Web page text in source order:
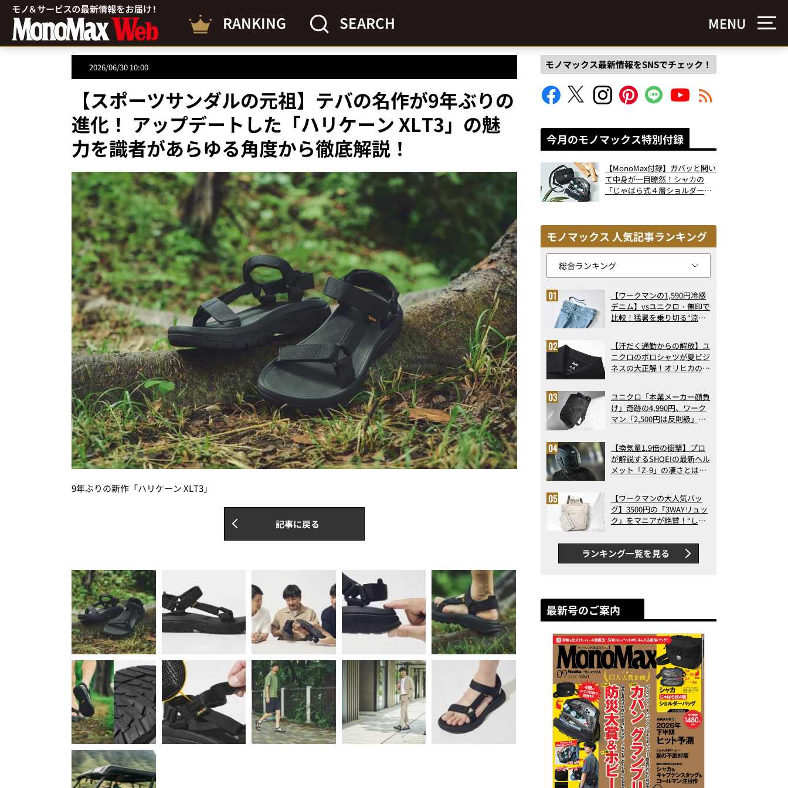
RANKING SEARCH MENU
2026/06/30 10:00
【スポーツサンダルの元祖】テバの名作が9年ぶりの
進化！ アップデートした「ハリケーン XLT3」の魅
力を識者があらゆる角度から徹底解説！
9年ぶりの新作「ハリケーン XLT3」
記事に戻る
モノマックス最新情報をSNSでチェック！
今月のモノマックス特別付録
【MonoMax付録】ガバッと開い
て中身が一目瞭然！シャカの
「じゃばら式４層ショルダーバ
モノマックス 人気記事ランキング
【ワークマンの1,590円冷感
デニム】vsユニクロ・無印で
比較！猛暑を乗り切る“涼感
で決定版
【汗だく通勤からの解放】ユ
ニクロのポロシャツが夏ビジ
ネスの大正解！オリヒカの透
アの実力
ユニクロ「本業メーカー顔負
け」奇跡の4,990円、ワーク
マン「2,500円は反則級」凄
ト3】（2026年6月版）
【換気量1.9倍の衝撃】プロ
が解説するSHOEIの最新ヘル
メット「Z-9」の凄さとは？
ス【ワークマンの大人気バッ
グ】3500円の「3WAYリュッ
ク」をマニアが絶賛！“しご
判以上に優秀だった
ランキング一覧を見る
最新号のご案内